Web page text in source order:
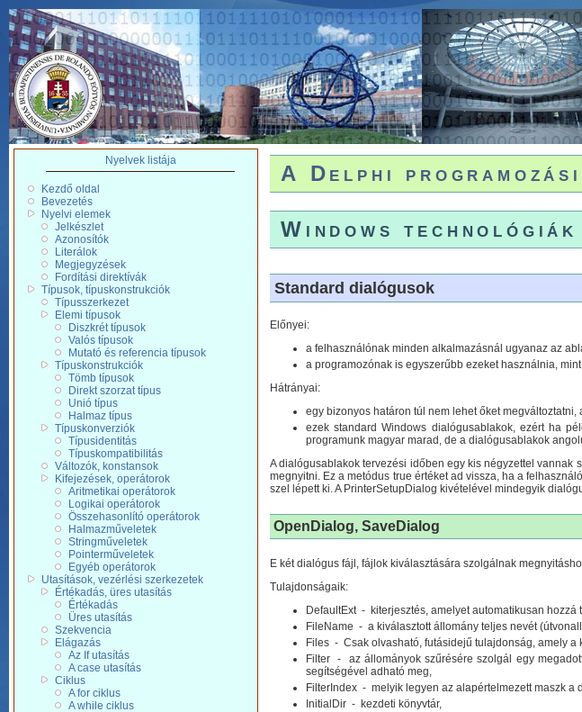
Nyelvek listája
Kezdő oldal
Bevezetés
Nyelvi elemek
Jelkészlet
Azonosítók
Literálok
Megjegyzések
Fordítási direktívák
Típusok, típuskonstrukciók
Típusszerkezet
Elemi típusok
Diszkrét típusok
Valós típusok
Mutató és referencia típusok
Típuskonstrukciók
Tömb típusok
Direkt szorzat típus
Unió típus
Halmaz típus
Típuskonverziók
Típusidentitás
Típuskompatibilitás
Változók, konstansok
Kifejezések, operátorok
Aritmetikai operátorok
Logikai operátorok
Összehasonlító operátorok
Halmazműveletek
Stringműveletek
Pointerműveletek
Egyéb operátorok
Utasítások, vezérlési szerkezetek
Értékadás, üres utasítás
Értékadás
Üres utasítás
Szekvencia
Elágazás
Az If utasítás
A case utasítás
Ciklus
A for ciklus
A while ciklus
A Delphi
Windows technológiák
Standard dialógusok
Előnyei:
a felhasználónak minden alkalmazásnál ugyanaz az
a programozónak is egyszerűbb ezeket használnia,
Hátrányai:
egy bizonyos határon túl nem lehet őket
ezek standard Windows dialógusablakok, ezért ha
programunk magyar marad, de a dialógusablakok
A dialógusablakok tervezési időben egy kis négyzettel vannak
megnyitni. Ez a metódus true értéket ad vissza, ha a
szel lépett ki. A PrinterSetupDialog kivételével mindegyik
OpenDialog, SaveDialog
E két dialógus fájl, fájlok kiválasztására szolgálnak
Tulajdonságaik:
DefaultExt - kiterjesztés, amelyet automatikusan
FileName - a kiválasztott állomány teljes nevét
Files - Csak olvasható, futásidejű tulajdonság, amely a
Filter - az állományok szűrésére szolgál egy
segítségével adható meg,
FilterIndex - melyik legyen az alapértelmezett maszk a
InitialDir - kezdeti könyvtár,